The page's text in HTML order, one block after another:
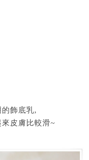
飾底乳,
皮膚比較滑~